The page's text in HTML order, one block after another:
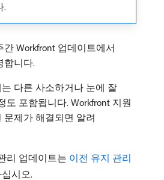
.
Workfront 업데이트에서
합니다.
다른 사소하거나 눈에 잘
도 포함됩니다. Workfront 지원
제가 해결되면 알려
리 업데이트는 이전 유지 관리
시오.